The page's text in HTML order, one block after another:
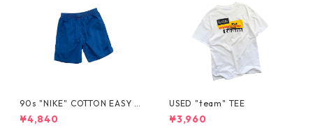
90s "NIKE" COTTON EASY S
HORTS
¥4,840
USED "team" TEE
¥3,960